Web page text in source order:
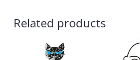
Related products